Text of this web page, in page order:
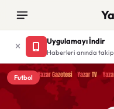
Uygulamayı İndir
Haberleri anında
Futbol